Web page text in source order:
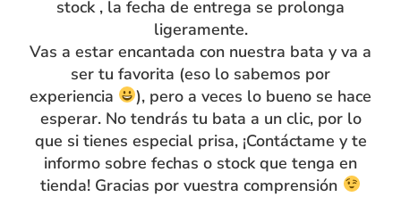
stock , la fecha de entrega se prolonga
ligeramente.
Vas a estar encantada con nuestra bata y va a
ser tu favorita (eso lo sabemos por
experiencia
), pero a veces lo bueno se hace
esperar. No tendrás tu bata a un clic, por lo
que si tienes especial prisa, ¡Contáctame y te
informo sobre fechas o stock que tenga en
tienda! Gracias por vuestra comprensión